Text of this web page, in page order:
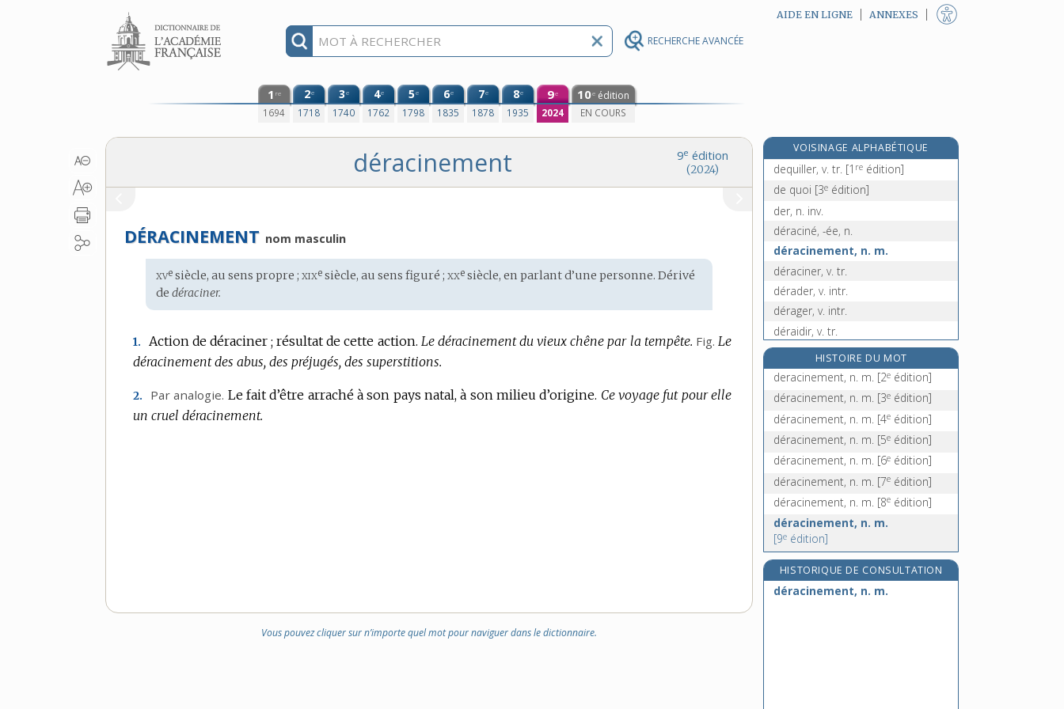
RECHERCHE AVANCÉE
Aller au contenu AIDE EN LIGNE ANNEXES
1 re
1694
2e
1718
3e
1740
4e
1762
5e
1798
6e
1835
7e
1878
8e
1935
9e
2024
10e édition
EN COURS
9e édition
(2024)
déracinement
DÉRACINEMENT nom masculin
Étymologie
:
xve siècle, au sens propre ;xixe siècle, au sens figuré ;xxe siècle, en parlant d’une personne. Dérivé
dedéraciner.
1. Action de déraciner ; résultat de cette action. Le déracinement du vieux chêne par la tempête. Fig. Le
déracinement des abus, des préjugés, des superstitions.
2. Par analogie. Le fait d’être arraché à son pays natal, à son milieu d’origine. Ce voyage fut pour elle
un cruel déracinement.
Vous pouvez cliquer sur n’importe quel mot pour naviguer dans le dictionnaire.
VOISINAGE ALPHABÉTIQUE
députer, v. tr.
dequiller, v. tr. [1 re édition]
de quoi [3e édition]
der, n. inv.
déraciné, -ée, n.
déracinement, n. m.
déraciner, v. tr.
dérader, v. intr.
dérager, v. intr.
déraidir, v. tr.
déraillement, n. m.
dérailler, v. intr.
dérailleur, n. m.
déraison, n. f.
HISTOIRE DU MOT
deracinement, n. m. [2e édition]
déracinement, n. m. [3e édition]
déracinement, n. m. [4e édition]
déracinement, n. m. [5e édition]
déracinement, n. m. [6e édition]
déracinement, n. m. [7e édition]
déracinement, n. m. [8e édition]
déracinement, n. m.
[9e édition]
HISTORIQUE DE CONSULTATION
déracinement, n. m.